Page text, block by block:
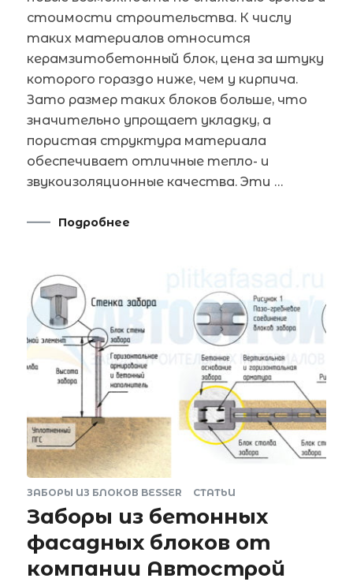
стоимости строительства. К числу
таких материалов относится
керамзитобетонный блок, цена за штуку
которого гораздо ниже, чем у кирпича.
Зато размер таких блоков больше, что
значительно упрощает укладку, а
пористая структура материала
обеспечивает отличные тепло- и
звукоизоляционные качества. Эти …
Подробнее
ЗАБОРЫ ИЗ БЛОКОВ BESSER СТАТЬИ
Заборы из бетонных
фасадных блоков от
компании Автострой